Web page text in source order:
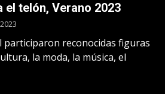
el telón, Verano 2023
participaron reconocidas figuras
la moda, la música, el